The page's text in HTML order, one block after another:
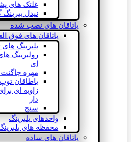
غلتک های
نیدل
یاتاقان های نصب شده
یاتاقان های فوق
بلبرینگ
رولبرینگ
ای
مهره
یاطاقان
زاویه ای
دار
سنج
واحدهای بلبرینگ
محفظه های
یاتاقان های ساده